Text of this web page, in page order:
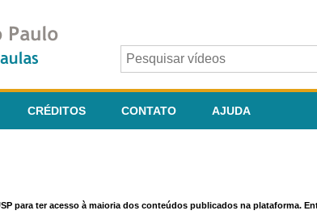
CRÉDITOS CONTATO AJUDA
para ter acesso à maioria dos conteúdos publicados na plataforma.